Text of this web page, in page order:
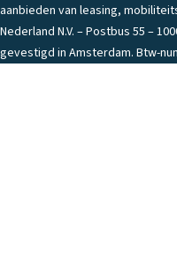
aanbieden van leasing,
Nederland N.V. – Postbus 55 –
gevestigd in Amsterdam. Btw-